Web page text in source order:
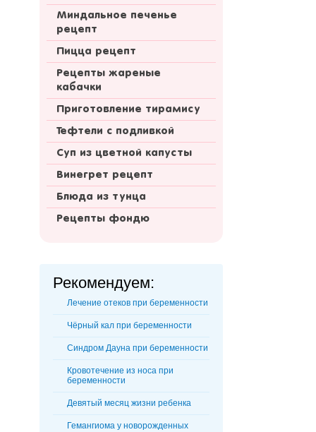
Миндальное печенье
рецепт
Пицца рецепт
Рецепты жареные
кабачки
Приготовление тирамису
Тефтели с подливкой
Суп из цветной капусты
Винегрет рецепт
Блюда из тунца
Рецепты фондю
Рекомендуем:
Лечение отеков при беременности
Чёрный кал при беременности
Синдром Дауна при беременности
Кровотечение из носа при
беременности
Девятый месяц жизни ребенка
Гемангиома у новорожденных